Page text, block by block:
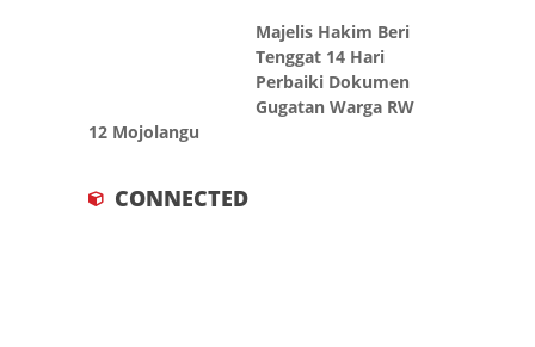
Majelis Hakim Beri
Tenggat 14 Hari
Perbaiki Dokumen
Gugatan Warga RW
12 Mojolangu
CONNECTED